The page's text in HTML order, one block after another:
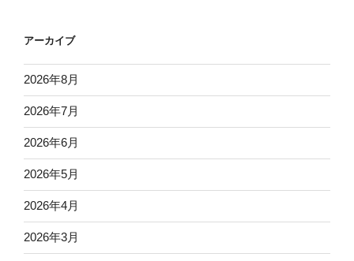
アーカイブ
2026年8月
2026年7月
2026年6月
2026年5月
2026年4月
2026年3月